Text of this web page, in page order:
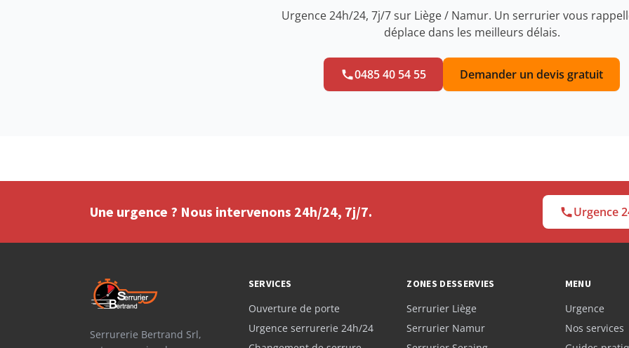
Urgence 24h/24, 7j/7 sur Liège / Namur. Un serrurier vous
déplace dans les meilleurs délais.
0485 40 54 55 Demander un devis gratuit
Une urgence ? Nous intervenons 24h/24, 7j/7. Urgence
Serrurerie Bertrand Srl,
SERVICES
Ouverture de porte
Urgence serrurerie 24h/24
ZONES DESSERVIES
Serrurier Liège
Serrurier Namur
MENU
Urgence
Nos services